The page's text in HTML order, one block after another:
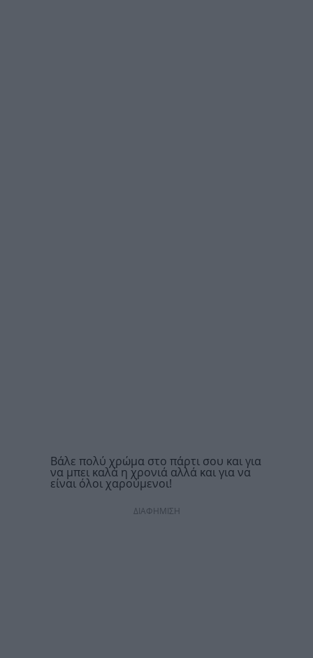
Βάλε πολύ χρώμα στο πάρτι σου και για
να μπει καλά η χρονιά αλλά και για να
είναι όλοι χαρούμενοι!
ΔΙΑΦΗΜΙΣΗ